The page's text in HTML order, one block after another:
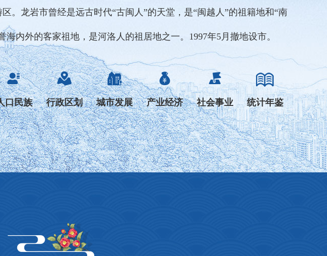
。龙岩市曾经是远古时代“古闽人”的天堂，是“闽越人”的祖籍地和“南
内外的客家祖地，是河洛人的祖居地之一。1997年5月撤地设市。

口民族

行政区划

城市发展

产业经济

社会事业 统计年鉴